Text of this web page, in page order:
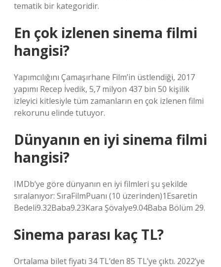
tematik bir kategoridir.
En çok izlenen sinema filmi
hangisi?
Yapımcılığını Çamaşırhane Film’in üstlendiği, 2017
yapımı Recep İvedik, 5,7 milyon 437 bin 50 kişilik
izleyici kitlesiyle tüm zamanların en çok izlenen filmi
rekorunu elinde tutuyor.
Dünyanın en iyi sinema filmi
hangisi?
IMDb’ye göre dünyanın en iyi filmleri şu şekilde
sıralanıyor: SıraFilmPuanı (10 üzerinden)1Esaretin
Bedeli9.32Baba9.23Kara Şövalye9.04Baba Bölüm 29.
Sinema parası kaç TL?
Ortalama bilet fiyatı 34 TL’den 85 TL’ye çıktı. 2022’ye